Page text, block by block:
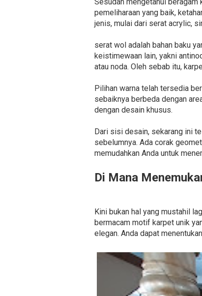
Sesudah mengetahui beragam
pemeliharaan yang baik,
jenis, mulai dari serat acrylic,
serat wol adalah bahan baku
keistimewaan lain, yakni
atau noda. Oleh sebab itu,
Pilihan warna telah tersedia
sebaiknya berbeda dengan
dengan desain khusus.
Dari sisi desain, sekarang ini
sebelumnya. Ada corak
memudahkan Anda untuk
Di Mana
Kini bukan hal yang mustahil
bermacam motif karpet unik
elegan. Anda dapat